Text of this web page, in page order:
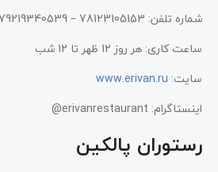
شماره تلفن: 78123105153 – 79219340539
ساعت کاری: هر روز 12 ظهر تا 12 شب
سایت: www.erivan.ru
اینستاگرام: erivanrestaurant@
رستوران پالکین